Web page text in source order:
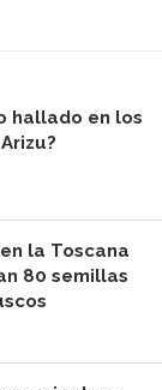
hallado en los
la Toscana
80 semillas